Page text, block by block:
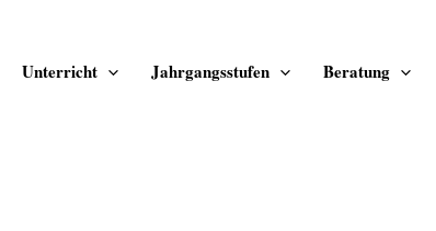
Unterricht Jahrgangsstufen Beratung